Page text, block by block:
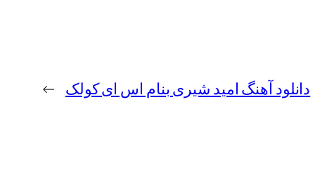
دانلود آهنگ امید شیری بنام اس ای کولک →